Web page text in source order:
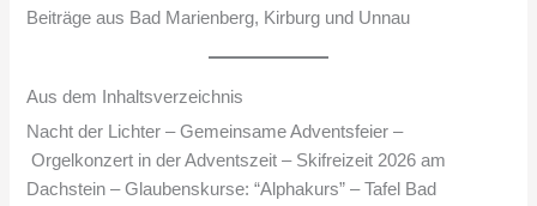
Beiträge aus Bad Marienberg, Kirburg und Unnau
Aus dem Inhaltsverzeichnis
Nacht der Lichter – Gemeinsame Adventsfeier –
Orgelkonzert in der Adventszeit – Skifreizeit 2026 am
Dachstein – Glaubenskurse: “Alphakurs” – Tafel Bad